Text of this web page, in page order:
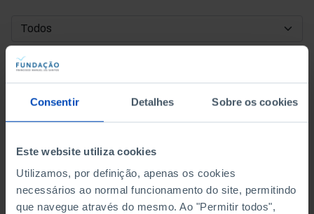
Consentir Detalhes Sobre os cookies
Este website utiliza cookies
Utilizamos, por definição, apenas os cookies
necessários ao normal funcionamento do site, permitindo
que navegue através do mesmo. Ao "Permitir todos",
DATA DE INÍCIO
DATA DE FIM